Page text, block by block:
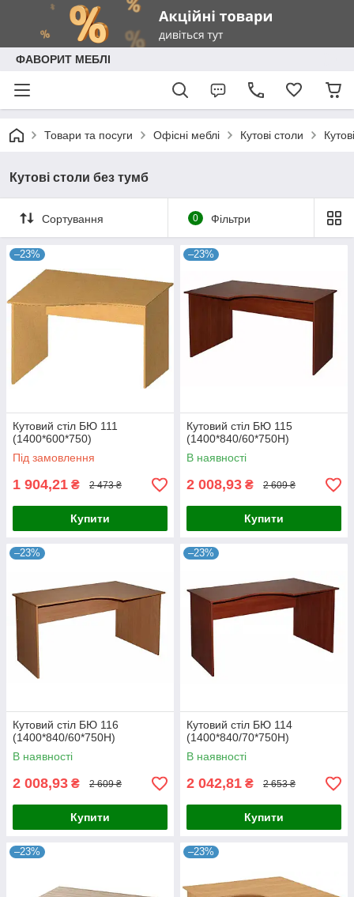
ФАВОРИТ МЕБЛІ
Товари та посуги Офісні меблі Кутові столи
Кутові столи без тумб
Сортування 0 Фільтри
–23%
Кутовий стіл БЮ 111
(1400*600*750)
Під замовлення
1 904,21 ₴ 2 473 ₴
Купити
–23%
Кутовий стіл БЮ 115
(1400*840/60*750Н)
В наявності
2 008,93 ₴ 2 609 ₴
Купити
–23%
Кутовий стіл БЮ 116
(1400*840/60*750Н)
В наявності
2 008,93 ₴ 2 609 ₴
Купити
–23%
Кутовий стіл БЮ 114
(1400*840/70*750Н)
В наявності
2 042,81 ₴ 2 653 ₴
Купити
–23% –23%